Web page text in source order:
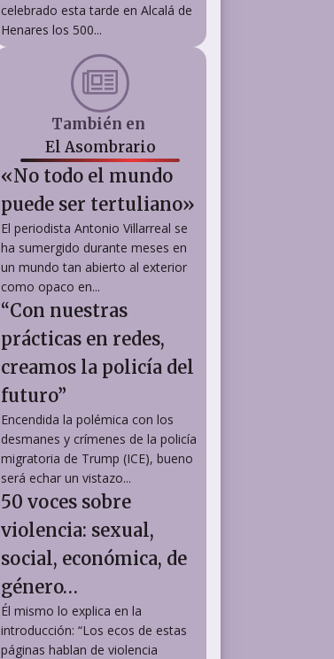
celebrado esta tarde en Alcalá de
Henares los 500...
También en
El Asombrario
«No todo el mundo
puede ser tertuliano»
El periodista Antonio Villarreal se
ha sumergido durante meses en
un mundo tan abierto al exterior
como opaco en...
“Con nuestras
prácticas en redes,
creamos la policía del
futuro”
Encendida la polémica con los
desmanes y crímenes de la policía
migratoria de Trump (ICE), bueno
será echar un vistazo...
50 voces sobre
violencia: sexual,
social, económica, de
género…
Él mismo lo explica en la
introducción: “Los ecos de estas
páginas hablan de violencia